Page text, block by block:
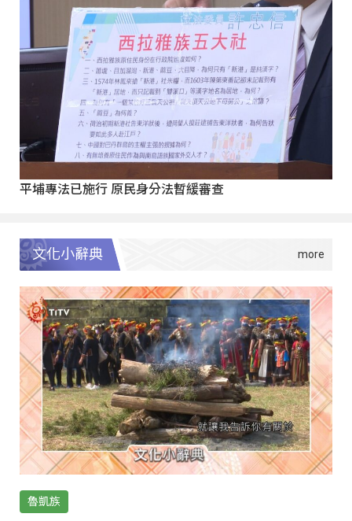
平埔專法已施行 原民身分法暫緩審查
文化小辭典
魯凱族